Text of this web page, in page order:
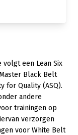
een Lean Six
Black Belt
for Quality (ASQ).
andere
trainingen op
verzorgen
voor White Belt